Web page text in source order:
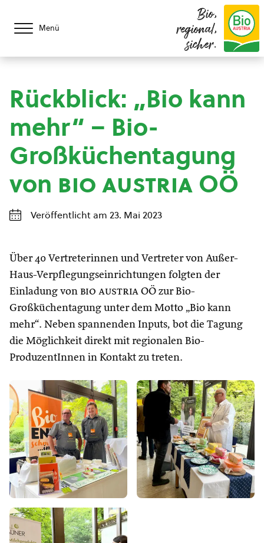
Menü
Bio,
regional,
sicher.
Rückblick: „Bio kann
mehr“ – Bio-
Großküchentagung
von bio austria OÖ
Veröffentlicht am 23. Mai 2023
Über 40 Vertreterinnen und Vertreter von Außer-
Haus-Verpflegungseinrichtungen folgten der
Einladung von bio austria OÖ zur Bio-
Großküchentagung unter dem Motto „Bio kann
mehr“. Neben spannenden Inputs, bot die Tagung
die Möglichkeit direkt mit regionalen Bio-
ProduzentInnen in Kontakt zu treten.